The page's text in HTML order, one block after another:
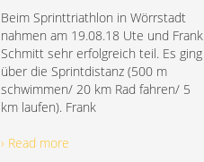
Beim Sprinttriathlon in Wörrstadt
nahmen am 19.08.18 Ute und Frank
Schmitt sehr erfolgreich teil. Es ging
über die Sprintdistanz (500 m
schwimmen/ 20 km Rad fahren/ 5
km laufen). Frank
› Read more